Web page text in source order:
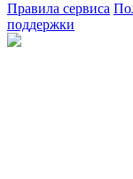
Правила сервиса
поддержки